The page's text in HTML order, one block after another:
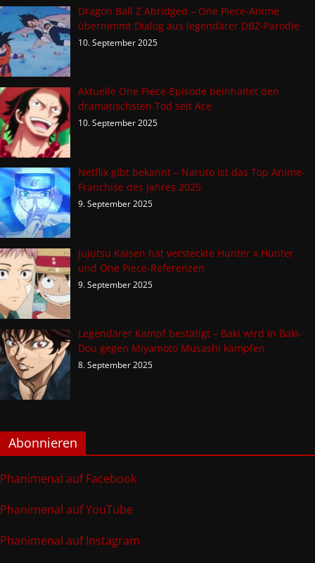
Dragon Ball Z Abridged – One Piece-Anime
übernimmt Dialog aus legendärer DBZ-Parodie
10. September 2025
Aktuelle One Piece-Episode beinhaltet den
dramatischsten Tod seit Ace
10. September 2025
Netflix gibt bekannt – Naruto ist das Top Anime-
Franchise des Jahres 2025
9. September 2025
Jujutsu Kaisen hat versteckte Hunter x Hunter
und One Piece-Referenzen
9. September 2025
Legendärer Kampf bestätigt – Baki wird in Baki-
Dou gegen Miyamoto Musashi kämpfen
8. September 2025
Abonnieren
Phanimenal auf Facebook
Phanimenal auf YouTube
Phanimenal auf Instagram